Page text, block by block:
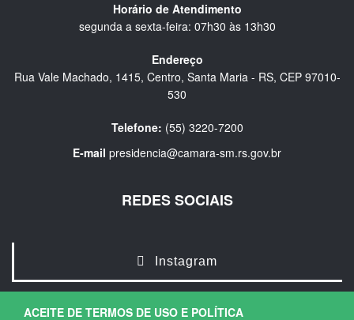
ACEITE DE TERMOS DE USO E POLÍTICA
Horário de Atendimento
segunda a sexta-feira: 07h30 às 13h30
Endereço
Rua Vale Machado, 1415, Centro, Santa Maria - RS, CEP 97010-
530
Telefone: (55) 3220-7200
E-mail presidencia@camara-sm.rs.gov.br
REDES SOCIAIS
Instagram